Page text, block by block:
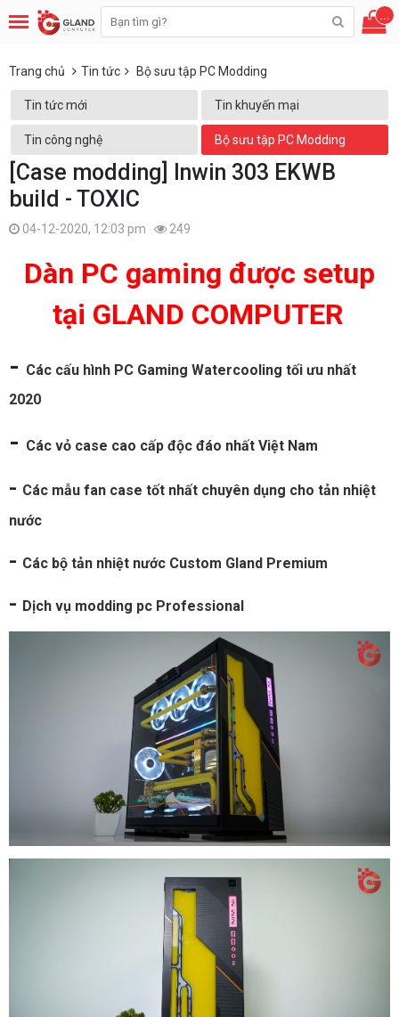
...
Trang chủ Tin tức Bộ sưu tập PC Modding
Tin tức mới Tin khuyến mại
Tin công nghệ Bộ sưu tập PC Modding
[Case modding] Inwin 303 EKWB
build - TOXIC
04-12-2020, 12:03 pm 249
Dàn PC gaming được setup
tại GLAND COMPUTER
- Các cấu hình PC Gaming Watercooling tối ưu nhất
2020
- Các vỏ case cao cấp độc đáo nhất Việt Nam
- Các mẫu fan case tốt nhất chuyên dụng cho tản nhiệt
nước
- Các bộ tản nhiệt nước Custom Gland Premium
- Dịch vụ modding pc Professional